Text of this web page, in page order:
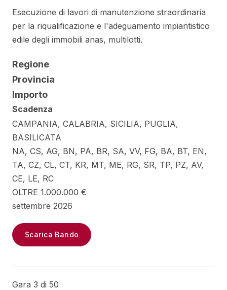
Esecuzione di lavori di manutenzione straordinaria
per la riqualificazione e l'adeguamento impiantistico
edile degli immobili anas, multilotti.
Regione
Provincia
Importo
Scadenza
CAMPANIA, CALABRIA, SICILIA, PUGLIA,
BASILICATA
NA, CS, AG, BN, PA, BR, SA, VV, FG, BA, BT, EN,
TA, CZ, CL, CT, KR, MT, ME, RG, SR, TP, PZ, AV,
CE, LE, RC
OLTRE 1.000.000 €
settembre 2026
Scarica Bando
Gara 3 di 50